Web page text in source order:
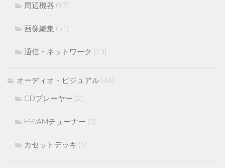
周辺機器 (97)
画像編集 (51)
通信・ネットワーク (23)
オーディオ・ビジュアル (46)
CDプレーヤー (2)
FM/AMチューナー (3)
カセットデッキ (5)